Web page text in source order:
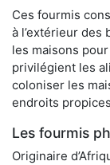
Ces fourmis
à l’extérieur des
les maisons
privilégient les
coloniser les
endroits
Les fourmis
Originaire